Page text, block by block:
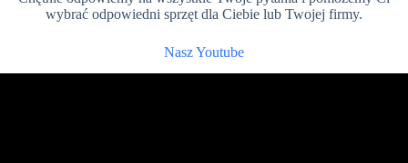
wybrać odpowiedni sprzęt dla Ciebie lub Twojej firmy.
Nasz Youtube